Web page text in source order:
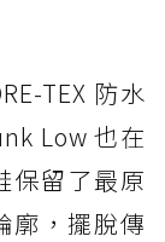
TEX 防水
Low 也在
保留了最原
廓，擺脫傳